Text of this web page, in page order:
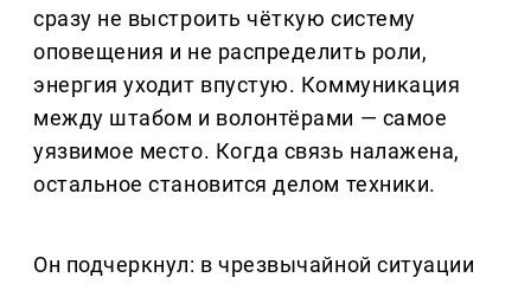
сразу не выстроить чёткую систему
оповещения и не распределить роли,
энергия уходит впустую. Коммуникация
между штабом и волонтёрами — самое
уязвимое место. Когда связь налажена,
остальное становится делом техники.
Он подчеркнул: в чрезвычайной ситуации